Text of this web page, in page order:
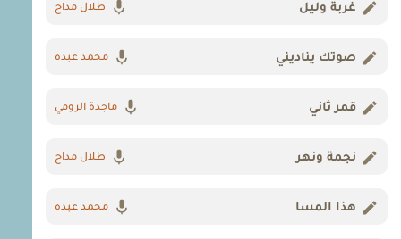
غربة وليل طلال مداح
صوتك يناديني محمد عبده
قمر ثاني ماجدة الرومي
نجمة ونهر طلال مداح
هذا المسا محمد عبده